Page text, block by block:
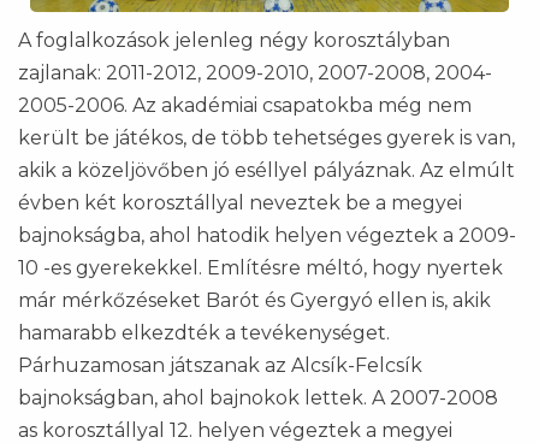
A foglalkozások jelenleg négy korosztályban
zajlanak: 2011-2012, 2009-2010, 2007-2008, 2004-
2005-2006. Az akadémiai csapatokba még nem
került be játékos, de több tehetséges gyerek is van,
akik a közeljövőben jó eséllyel pályáznak. Az elmúlt
évben két korosztállyal neveztek be a megyei
bajnokságba, ahol hatodik helyen végeztek a 2009-
10 -es gyerekekkel. Említésre méltó, hogy nyertek
már mérkőzéseket Barót és Gyergyó ellen is, akik
hamarabb elkezdték a tevékenységet.
Párhuzamosan játszanak az Alcsík-Felcsík
bajnokságban, ahol bajnokok lettek. A 2007-2008
as korosztállyal 12. helyen végeztek a megyei